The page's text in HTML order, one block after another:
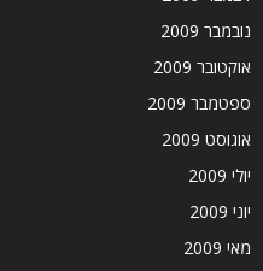
נובמבר 2009
אוקטובר 2009
ספטמבר 2009
אוגוסט 2009
יולי 2009
יוני 2009
מאי 2009